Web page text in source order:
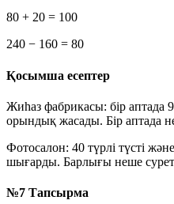
80 + 20 = 100
240 − 160 = 80
Қосымша есептер
Жиһаз фабрикасы: бір аптада
орындық жасады. Бір аптада
Фотосалон: 40 түрлі түсті
шығарды. Барлығы неше
№7 Тапсырма